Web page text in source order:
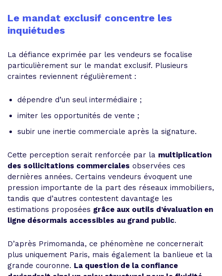
Le mandat exclusif concentre les
inquiétudes
La défiance exprimée par les vendeurs se focalise
particulièrement sur le mandat exclusif. Plusieurs
craintes reviennent régulièrement :
dépendre d’un seul intermédiaire ;
imiter les opportunités de vente ;
subir une inertie commerciale après la signature.
Cette perception serait renforcée par la multiplication
des sollicitations commerciales observées ces
dernières années. Certains vendeurs évoquent une
pression importante de la part des réseaux immobiliers,
tandis que d’autres contestent davantage les
estimations proposées grâce aux outils d’évaluation en
ligne désormais accessibles au grand public.
D’après Primomanda, ce phénomène ne concernerait
plus uniquement Paris, mais également la banlieue et la
grande couronne. La question de la confiance